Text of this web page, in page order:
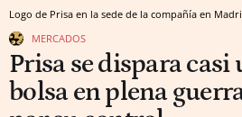
Logo de Prisa en la sede de la compañía en
MERCADOS
Prisa se dispara casi
bolsa en plena